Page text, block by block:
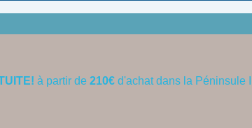
à partir de 210€d'achat dans la Péninsule